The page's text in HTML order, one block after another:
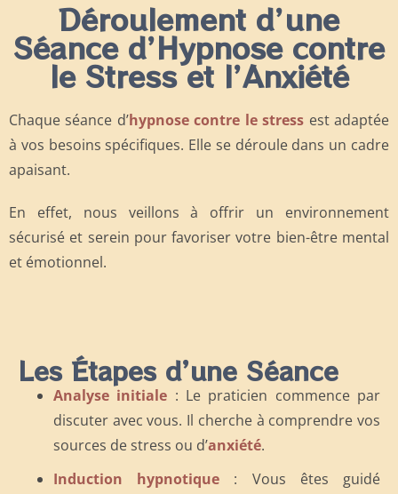
Déroulement d’une
Séance d’Hypnose contre
le Stress et l’Anxiété
Chaque séance d’hypnose contre le stress est adaptée
à vos besoins spécifiques. Elle se déroule dans un cadre
apaisant.
En effet, nous veillons à offrir un environnement
sécurisé et serein pour favoriser votre bien-être mental
et émotionnel.
Les Étapes d’une Séance
Analyse initiale : Le praticien commence par
discuter avec vous. Il cherche à comprendre vos
sources de stress ou d’anxiété.
Induction hypnotique : Vous êtes guidé